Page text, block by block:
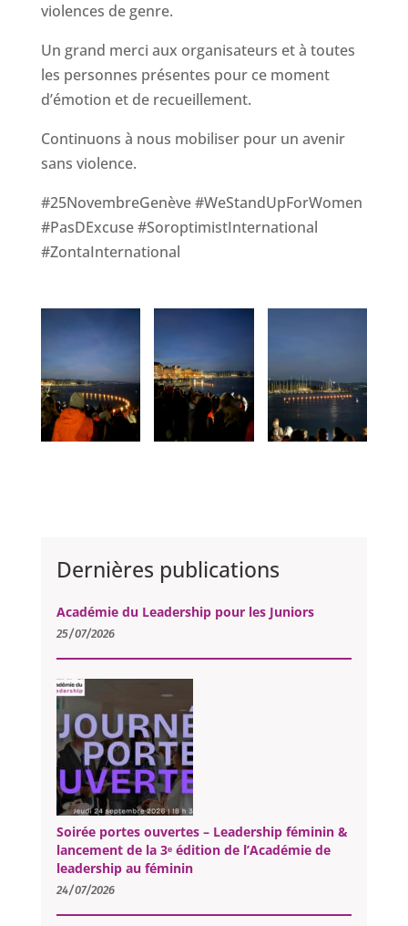
violences de genre.
Un grand merci aux organisateurs et à toutes
les personnes présentes pour ce moment
d’émotion et de recueillement.
Continuons à nous mobiliser pour un avenir
sans violence.
#25NovembreGenève #WeStandUpForWomen
#PasDExcuse #SoroptimistInternational
#ZontaInternational
Dernières publications
Académie du Leadership pour les Juniors
25/07/2026
Soirée portes ouvertes – Leadership féminin &
lancement de la 3ᵉ édition de l’Académie de
leadership au féminin
24/07/2026